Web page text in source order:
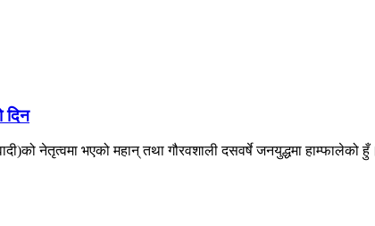
दिन
नेतृत्वमा भएको महान् तथा गौरवशाली दसवर्षे जनयुद्धमा हाम्फालेको